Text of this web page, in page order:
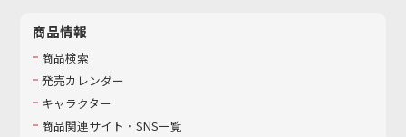
商品情報
商品検索
発売カレンダー
キャラクター
商品関連サイト・SNS一覧